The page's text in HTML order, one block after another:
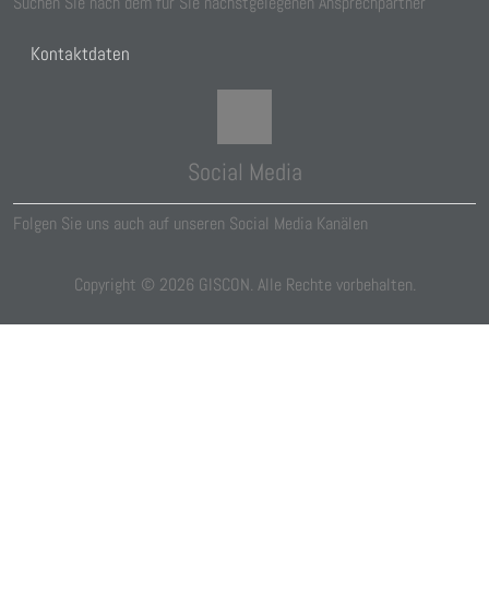
Kontaktdaten
Social Media
Folgen Sie uns auch auf unseren Social Media Kanälen
Copyright © 2026 GISCON. Alle Rechte vorbehalten.